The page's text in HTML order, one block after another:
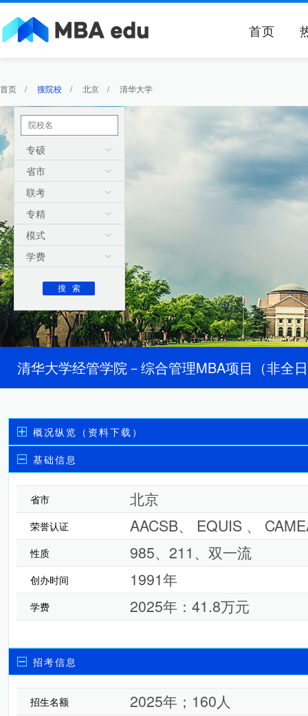
首页
首页 / 搜院校 / 北京 / 清华大学
清华大学经管学院－综合管理MBA项目（非全
概况纵览（资料下载）
基础信息
省市 北京
荣誉认证 AACSB、 EQUIS 、
性质 985、211、双一流
创办时间 1991年
学费 2025年：41.8万元
招考信息
招生名额 2025年；160人
专硕
省市
联考
专精
模式
学费